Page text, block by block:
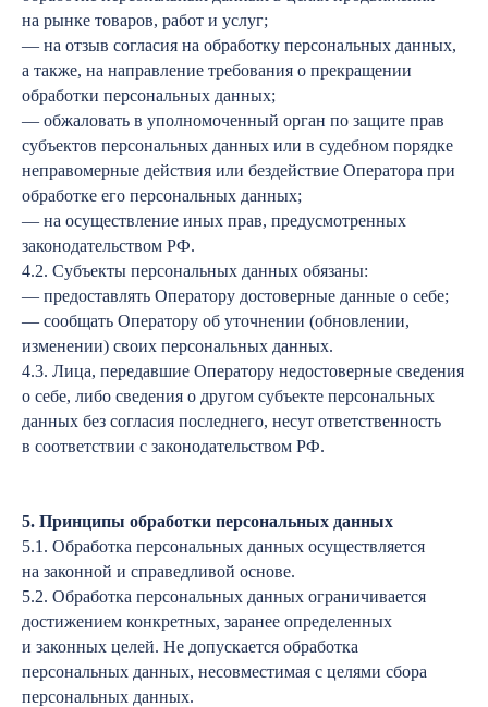
на рынке товаров, работ и услуг;
— на отзыв согласия на обработку персональных данных,
а также, на направление требования о прекращении
обработки персональных данных;
— обжаловать в уполномоченный орган по защите прав
субъектов персональных данных или в судебном порядке
неправомерные действия или бездействие Оператора при
обработке его персональных данных;
— на осуществление иных прав, предусмотренных
законодательством РФ.
4.2. Субъекты персональных данных обязаны:
— предоставлять Оператору достоверные данные о себе;
— сообщать Оператору об уточнении (обновлении,
изменении) своих персональных данных.
4.3. Лица, передавшие Оператору недостоверные сведения
о себе, либо сведения о другом субъекте персональных
данных без согласия последнего, несут ответственность
в соответствии с законодательством РФ.
5. Принципы обработки персональных данных
5.1. Обработка персональных данных осуществляется
на законной и справедливой основе.
5.2. Обработка персональных данных ограничивается
достижением конкретных, заранее определенных
и законных целей. Не допускается обработка
персональных данных, несовместимая с целями сбора
персональных данных.